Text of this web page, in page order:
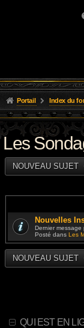
Portail Index du
Les
NOUVEAU SUJET
Nouvelles
Dernier message
Posté dans Les
NOUVEAU SUJET
QUI EST EN